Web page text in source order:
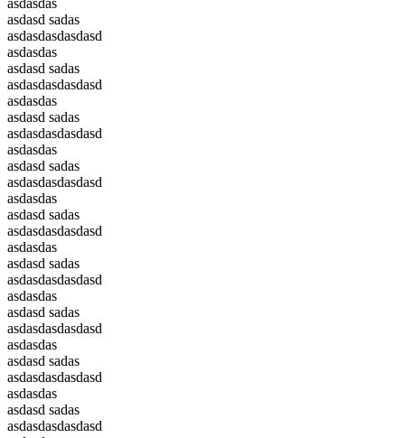
asdasdas
asdasd sadas
asdasdasdasdasd
asdasdas
asdasd sadas
asdasdasdasdasd
asdasdas
asdasd sadas
asdasdasdasdasd
asdasdas
asdasd sadas
asdasdasdasdasd
asdasdas
asdasd sadas
asdasdasdasdasd
asdasdas
asdasd sadas
asdasdasdasdasd
asdasdas
asdasd sadas
asdasdasdasdasd
asdasdas
asdasd sadas
asdasdasdasdasd
asdasdas
asdasd sadas
asdasdasdasdasd